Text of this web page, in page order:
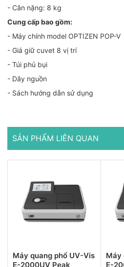
- Cân nặng: 8 kg
Cung cấp bao gồm:
- Máy chính model OPTIZEN POP-V
- Giá giữ cuvet 8 vị trí
- Túi phủ bụi
- Dây nguồn
- Sách hướng dẫn sử dụng
SẢN PHẨM LIÊN QUAN
Máy quang phổ UV-Vis
E-2000UV Peak
Máy
E-